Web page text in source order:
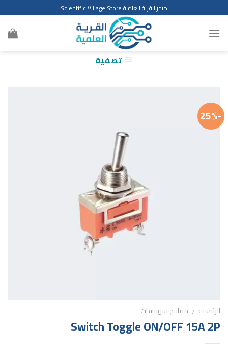
to
content
متجر القرية العلمية Scientific Village Store
تصفية
-25%
الرئيسية / مفاتيح سويتشات
Switch Toggle ON/OFF 15A 2P